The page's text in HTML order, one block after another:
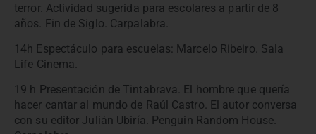
terror. Actividad sugerida para escolares a partir de 8
años. Fin de Siglo. Carpalabra.
14h Espectáculo para escuelas: Marcelo Ribeiro. Sala
Life Cinema.
19 h Presentación de Tintabrava. El hombre que quería
hacer cantar al mundo de Raúl Castro. El autor conversa
con su editor Julián Ubiría. Penguin Random House.